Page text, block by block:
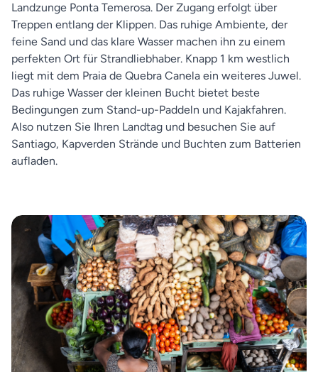
Landzunge Ponta Temerosa. Der Zugang erfolgt über
Treppen entlang der Klippen. Das ruhige Ambiente, der
feine Sand und das klare Wasser machen ihn zu einem
perfekten Ort für Strandliebhaber. Knapp 1 km westlich
liegt mit dem Praia de Quebra Canela ein weiteres Juwel.
Das ruhige Wasser der kleinen Bucht bietet beste
Bedingungen zum Stand-up-Paddeln und Kajakfahren.
Also nutzen Sie Ihren Landtag und besuchen Sie auf
Santiago, Kapverden Strände und Buchten zum Batterien
aufladen.